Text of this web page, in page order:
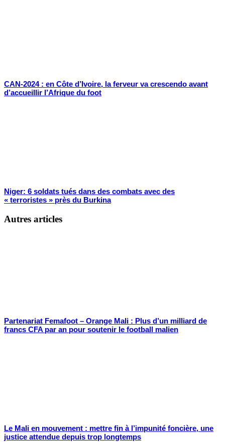
CAN-2024 : en Côte d’Ivoire, la ferveur va crescendo avant
d’accueillir l’Afrique du foot
Niger: 6 soldats tués dans des combats avec des
« terroristes » près du Burkina
Autres articles
Partenariat Femafoot – Orange Mali : Plus d’un milliard de
francs CFA par an pour soutenir le football malien
Le Mali en mouvement : mettre fin à l’impunité foncière, une
justice attendue depuis trop longtemps